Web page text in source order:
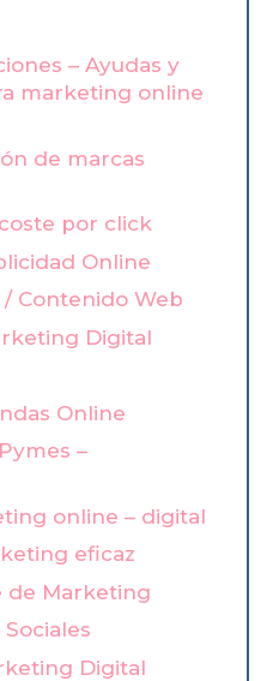
– Ayudas y
marketing online
de marcas
por click
Online
Contenido Web
Digital
Online
–
online – digital
eficaz
de Marketing
Digital